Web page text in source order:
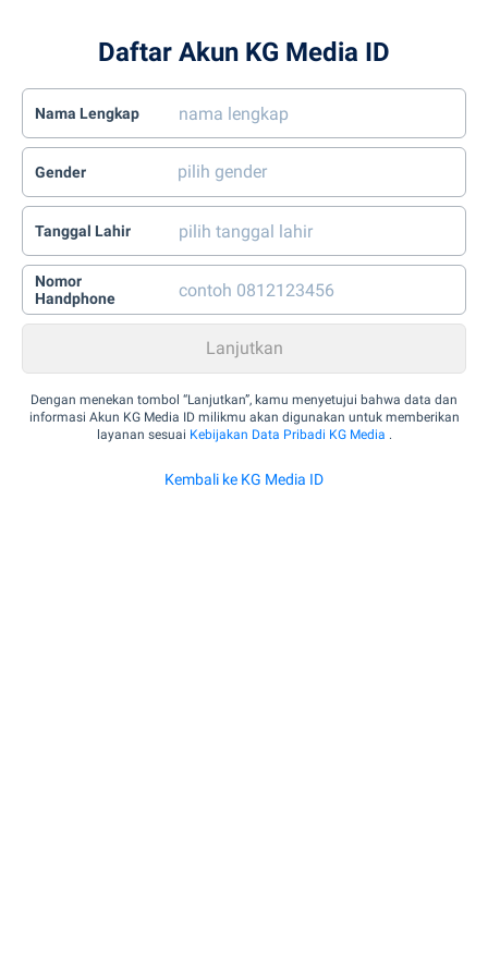
Daftar Akun KG Media ID
Nama Lengkap
Gender
Tanggal Lahir
Nomor
Handphone
Dengan menekan tombol “Lanjutkan”, kamu menyetujui bahwa data dan
informasi Akun KG Media ID milikmu akan digunakan untuk memberikan
layanan sesuai Kebijakan Data Pribadi KG Media .
Kembali ke KG Media ID